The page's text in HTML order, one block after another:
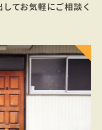
てお気軽にご相談く